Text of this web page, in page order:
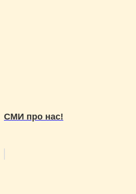
СМИ про нас!